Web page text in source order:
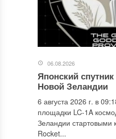
06.08.2026
Японский
Новой Зеландии
6 августа 2026 г. в
площадки LC-1A
Зеландии
Rocket...